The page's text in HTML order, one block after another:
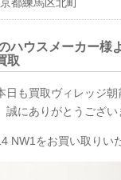
ハウスメーカー様
取
日も買取ヴィレッジ
にありがとうござい
NW1をお買い取りい